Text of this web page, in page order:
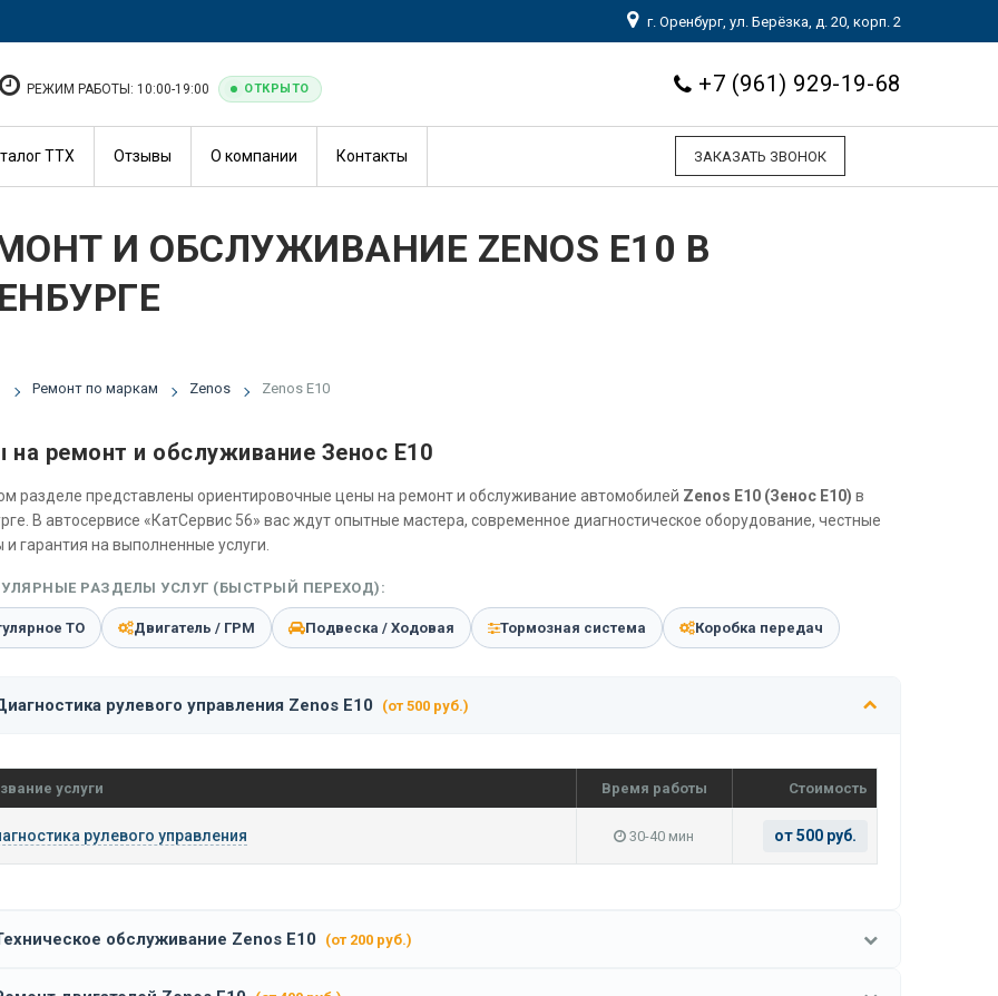
г. Оренбург, ул. Берёзка, д. 20, корп. 2
+7 (961) 929-19-68
РЕЖИМ РАБОТЫ: 10:00-19:00 ОТКРЫТО
ЗАКАЗАТЬ ЗВОНОК
ТТХ Отзывы О компании Контакты
И ОБСЛУЖИВАНИЕ ZENOS E10 В
Ремонт по маркам Zenos Zenos E10
на ремонт и обслуживание Зенос Е10
разделе представлены ориентировочные цены на ремонт и обслуживание автомобилей Zenos E10 (Зенос Е10) в
В автосервисе «КатСервис 56» вас ждут опытные мастера, современное диагностическое оборудование, честные
гарантия на выполненные услуги.
РАЗДЕЛЫ УСЛУГ (БЫСТРЫЙ ПЕРЕХОД):
ТО Двигатель / ГРМ Подвеска / Ходовая Тормозная система Коробка передач
рулевого управления Zenos E10 (от 500 руб.)
услуги Время работы Стоимость
рулевого управления 30-40 мин от 500 руб.
обслуживание Zenos E10 (от 200 руб.)